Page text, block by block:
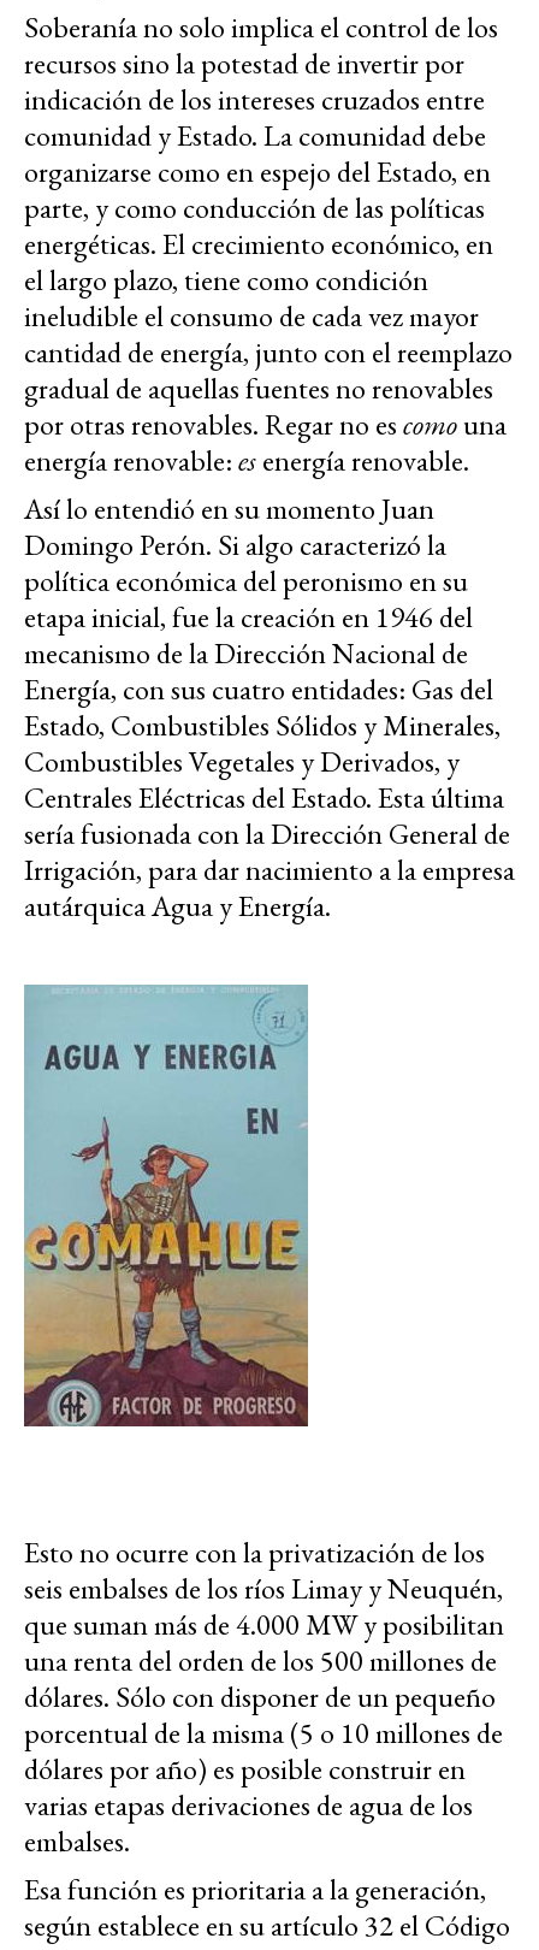
Soberanía no solo implica el control de los
recursos sino la potestad de invertir por
indicación de los intereses cruzados entre
comunidad y Estado. La comunidad debe
organizarse como en espejo del Estado, en
parte, y como conducción de las políticas
energéticas. El crecimiento económico, en
el largo plazo, tiene como condición
ineludible el consumo de cada vez mayor
cantidad de energía, junto con el reemplazo
gradual de aquellas fuentes no renovables
por otras renovables. Regar no escomouna
energía renovable:esenergía renovable.
Así lo entendió en su momento Juan
Domingo Perón. Si algo caracterizó la
política económica del peronismo en su
etapa inicial, fue la creación en 1946 del
mecanismo de la Dirección Nacional de
Energía, con sus cuatro entidades: Gas del
Estado, Combustibles Sólidos y Minerales,
Combustibles Vegetales y Derivados, y
Centrales Eléctricas del Estado. Esta última
sería fusionada con la Dirección General de
Irrigación, para dar nacimiento a la empresa
autárquica Agua y Energía.
Esto no ocurre con la privatización de los
seis embalses de los ríos Limay y Neuquén,
que suman más de 4.000 MW y posibilitan
una renta del orden de los 500 millones de
dólares. Sólo con disponer de un pequeño
porcentual de la misma (5 o 10 millones de
dólares por año) es posible construir en
varias etapas derivaciones de agua de los
embalses.
Esa función es prioritaria a la generación,
según establece en su artículo 32 el Código